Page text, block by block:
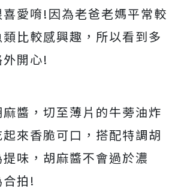
愛唷!因為老爸老媽平常較
比較感興趣，所以看到多
開心!
醬，切至薄片的牛蒡油炸
來香脆可口，搭配特調胡
味，胡麻醬不會過於濃
拍!